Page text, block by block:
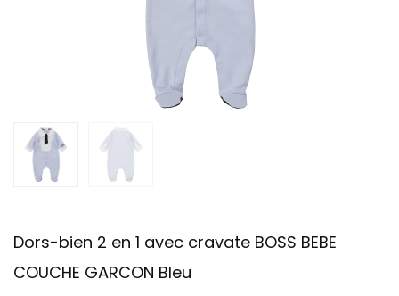
Dors-bien 2 en 1 avec cravate BOSS BEBE
COUCHE GARCON Bleu